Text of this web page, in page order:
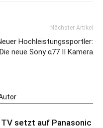
Nächster Artikel
Hochleistungssportler:
Die neue Sony α77 II Kamera
setzt auf Panasonic